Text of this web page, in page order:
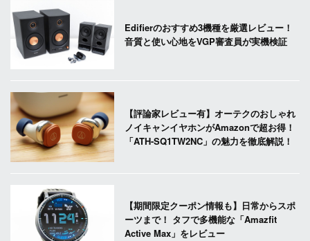
Edifierのおすすめ3機種を厳選レビュー！
音質と使い心地をVGP審査員が実機検証
【評論家レビュー有】オーテクのおしゃれ
ノイキャンイヤホンがAmazonで超お得！
「ATH-SQ1TW2NC」の魅力を徹底解説！
【期間限定クーポン情報も】日常からスポ
ーツまで！ タフで多機能な「Amazfit
Active Max」をレビュー